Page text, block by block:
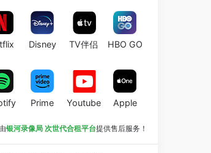
Disney TV伴侣 HBO GO
Prime Youtube Apple
银河录像局 次世代合租平台提供售后服务！